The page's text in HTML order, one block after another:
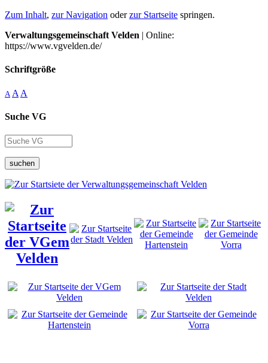
Zum Inhalt, zur Navigation oderzur Startseite springen.
Verwaltungsgemeinschaft Velden | Online:
https://www.vgvelden.de/
Schriftgröße
A A A
Suche VG
suchen